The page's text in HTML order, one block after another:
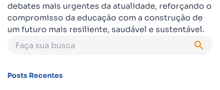
debates mais urgentes da atualidade, reforçando o
compromisso da educação com a construção de
um futuro mais resiliente, saudável e sustentável.
Posts Recentes